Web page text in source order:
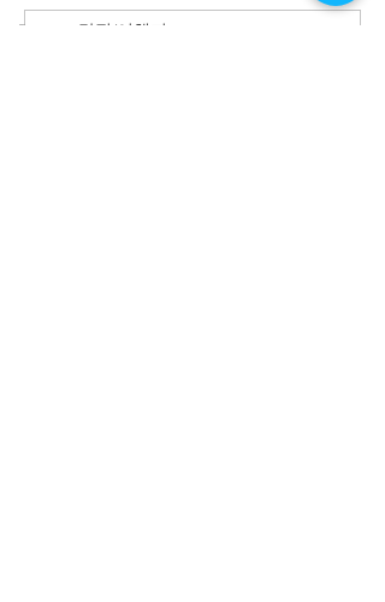
Denver-맛집/여행지